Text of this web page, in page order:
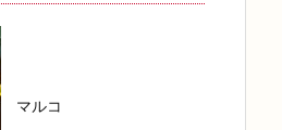
マルコ